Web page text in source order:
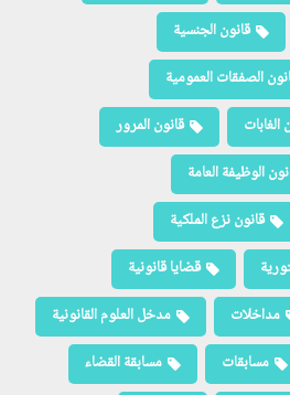
قانون الجنسية
الصفقات العمومية
الغابات
قانون المرور
الوظيفة العامة
قانون نزع الملكية
قضايا قانونية
مداخلات
مدخل العلوم القانونية
مسابقات
مسابقة القضاء